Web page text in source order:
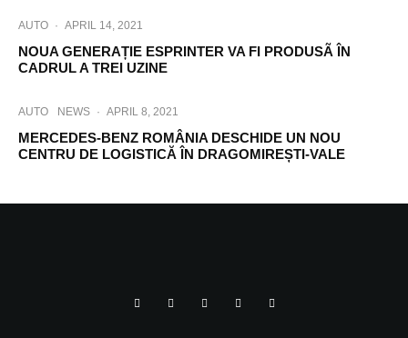
AUTO · APRIL 14, 2021
NOUA GENERAȚIE ESPRINTER VA FI PRODUSÃ ÎN
CADRUL A TREI UZINE
AUTO NEWS · APRIL 8, 2021
MERCEDES-BENZ ROMÂNIA DESCHIDE UN NOU
CENTRU DE LOGISTICĂ ÎN DRAGOMIREȘTI-VALE